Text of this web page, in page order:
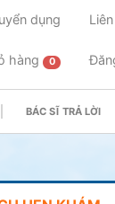
dụng
hàng 0
BÁC SĨ TRẢ LỜI